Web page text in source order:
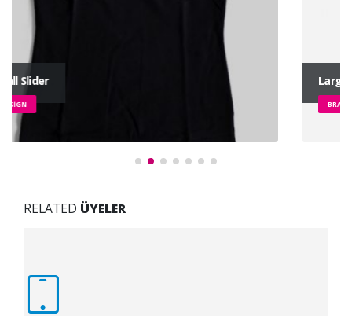
Large Slider
BRAND
RELATED ÜYELER